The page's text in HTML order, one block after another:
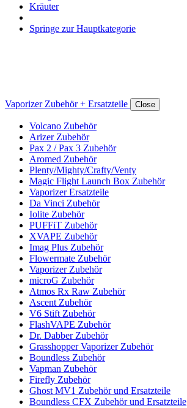
Kräuter
Springe zur Hauptkategorie
Vaporizer Zubehör + Ersatzteile Close
Volcano Zubehör
Arizer Zubehör
Pax 2 / Pax 3 Zubehör
Aromed Zubehör
Plenty/Mighty/Crafty/Venty
Magic Flight Launch Box Zubehör
Vaporizer Ersatzteile
Da Vinci Zubehör
Iolite Zubehör
PUFFiT Zubehör
XVAPE Zubehör
Imag Plus Zubehör
Flowermate Zubehör
Vaporizer Zubehör
microG Zubehör
Atmos Rx Raw Zubehör
Ascent Zubehör
V6 Stift Zubehör
FlashVAPE Zubehör
Dr. Dabber Zubehör
Grasshopper Vaporizer Zubehör
Boundless Zubehör
Vapman Zubehör
Firefly Zubehör
Ghost MV1 Zubehör und Ersatzteile
Boundless CFX Zubehör und Ersatzteile